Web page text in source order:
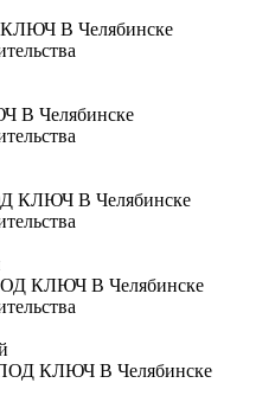
В Челябинске
В Челябинске
КЛЮЧ В Челябинске
КЛЮЧ В Челябинске
КЛЮЧ В Челябинске